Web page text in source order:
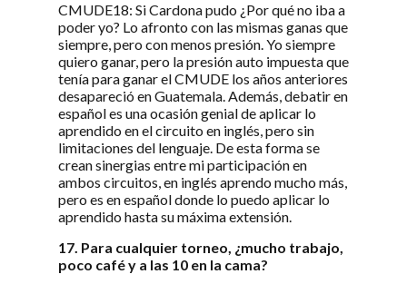
CMUDE18: Si Cardona pudo ¿Por qué no iba a
poder yo? Lo afronto con las mismas ganas que
siempre, pero con menos presión. Yo siempre
quiero ganar, pero la presión auto impuesta que
tenía para ganar el CMUDE los años anteriores
desapareció en Guatemala. Además, debatir en
español es una ocasión genial de aplicar lo
aprendido en el circuito en inglés, pero sin
limitaciones del lenguaje. De esta forma se
crean sinergias entre mi participación en
ambos circuitos, en inglés aprendo mucho más,
pero es en español donde lo puedo aplicar lo
aprendido hasta su máxima extensión.
17. Para cualquier torneo, ¿mucho trabajo,
poco café y a las 10 en la cama?